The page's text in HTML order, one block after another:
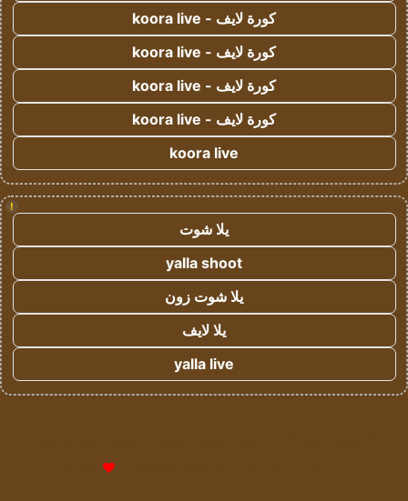
كورة لايف - koora live
كورة لايف - koora live
كورة لايف - koora live
كورة لايف - koora live
koora live
!
يلا شوت
yalla shoot
يلا شوت زون
يلا لايف
yalla live